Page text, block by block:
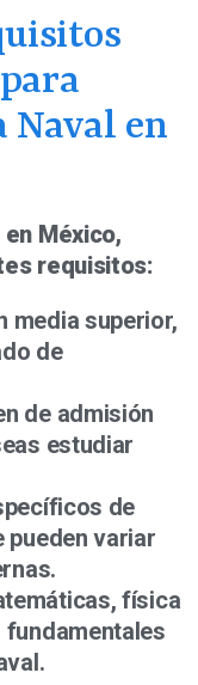
en
México,
requisitos:
media superior,
de
de admisión
estudiar
de
pueden variar
física
fundamentales